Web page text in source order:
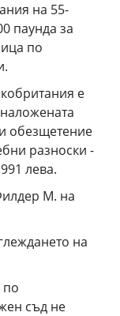
на 55-
паунда за
по
е
обезщетение
разноски -
лева.
М. на
на
по
съд не